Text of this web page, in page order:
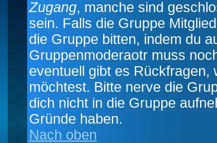
Zugang, manche sind
sein. Falls die Gruppe
die Gruppe bitten, indem du
Gruppenmoderaotr muss
eventuell gibt es
möchtest. Bitte nerve die
dich nicht in die Gruppe
Gründe haben.
Nach oben